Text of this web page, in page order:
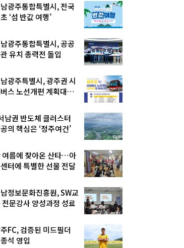
광주통합특별시, 전국
‘섬 반값 여행’
광주통합특별시, 공공
유치 총력전 돌입
광주특별시, 광주권 시
스 노선개편 계획대로
남권 반도체 클러스터
의 핵심은 ‘정주여건’
여름에 찾아온 산타…아
터에 특별한 선물 전달
정보문화진흥원, SW교
전문강사 양성과정 성료
FC, 검증된 미드필더
석 영입